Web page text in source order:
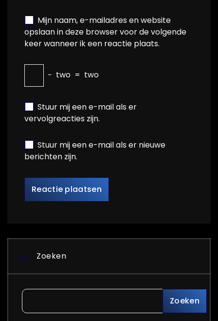
Mijn naam, e-mailadres en website
opslaan in deze browser voor de volgende
keer wanneer ik een reactie plaats.
− two = two
Stuur mij een e-mail als er
vervolgreacties zijn.
Stuur mij een e-mail als er nieuwe
berichten zijn.
Zoeken
Zoeken